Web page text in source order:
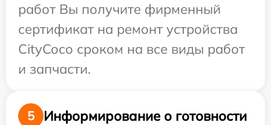
работ Вы получите фирменный
сертификат на ремонт устройства
CityCoco сроком на все виды работ
и запчасти.
5
Информирование о готовности